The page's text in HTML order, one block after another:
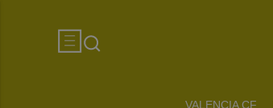
VALENCIA CF